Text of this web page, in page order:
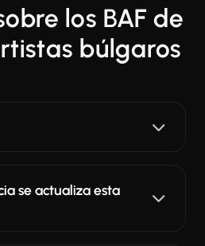
los BAF de
búlgaros
se actualiza esta